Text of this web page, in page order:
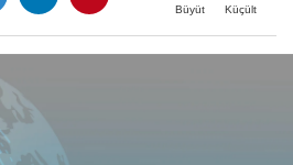
Büyüt Küçült